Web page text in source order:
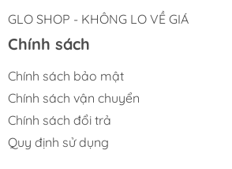
GLO SHOP - KHÔNG LO VỀ GIÁ
Chính sách
Chính sách bảo mật
Chính sách vận chuyển
Chính sách đổi trả
Quy định sử dụng